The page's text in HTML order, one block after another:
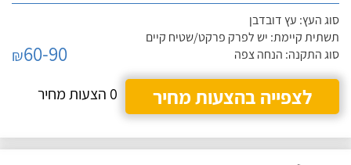
סוג העץ: עץ דובדבן
תשתית קיימת: יש לפרק פרקט/שטיח קיים
סוג התקנה: הנחה צפה
₪60-90
לצפייה בהצעות מחיר
0 הצעות מחיר